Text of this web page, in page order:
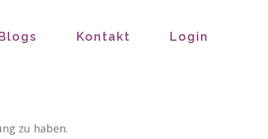
Kontakt Login
zu haben.